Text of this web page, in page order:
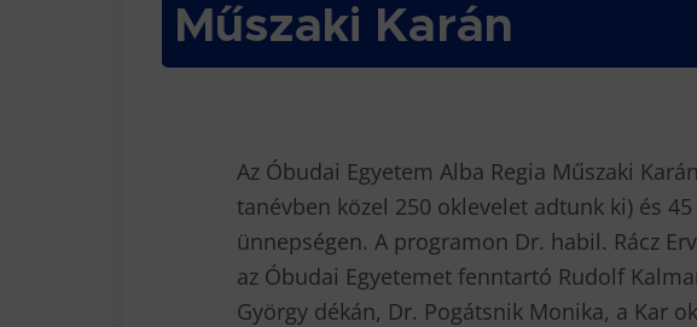
Műszaki Karán
Az Óbudai Egyetem Alba Regia Műszaki
tanévben közel 250 oklevelet adtunk ki) és
ünnepségen. A programon Dr. habil. Rácz
az Óbudai Egyetemet fenntartó Rudolf
György dékán, Dr. Pogátsnik Monika, a Kar